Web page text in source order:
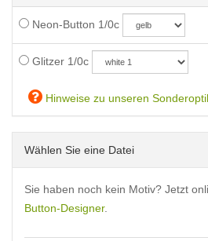
Neon-Button 1/0c
Glitzer 1/0c
Hinweise zu unseren
Wählen Sie eine Datei
Sie haben noch kein Motiv? Jetzt
Button-Designer.